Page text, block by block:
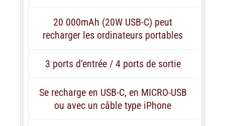
20 000mAh (20W USB-C) peut
recharger les ordinateurs portables
3 ports d’entrée / 4 ports de sortie
Se recharge en USB-C, en MICRO-USB
ou avec un câble type iPhone